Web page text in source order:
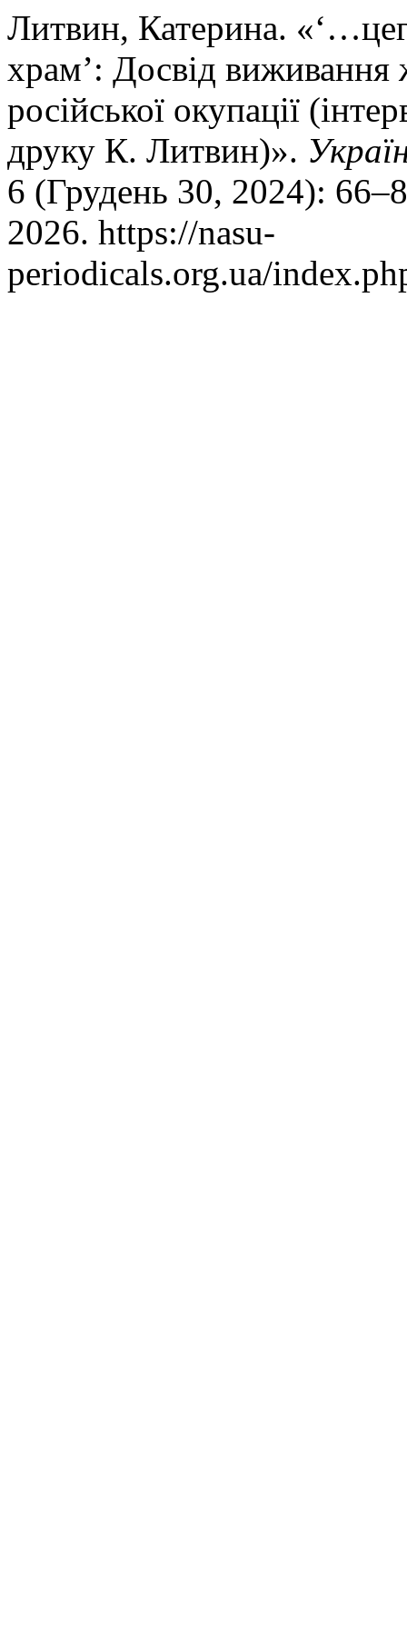
Литвин, Катерина.
храм’: Досвід виживання
російської окупації
друку К. Литвин)».
6 (Грудень 30, 2024):
2026. https://nasu-
periodicals.org.ua/